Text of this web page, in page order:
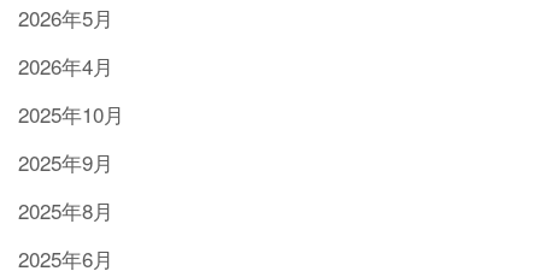
2026年5月
2026年4月
2025年10月
2025年9月
2025年8月
2025年6月